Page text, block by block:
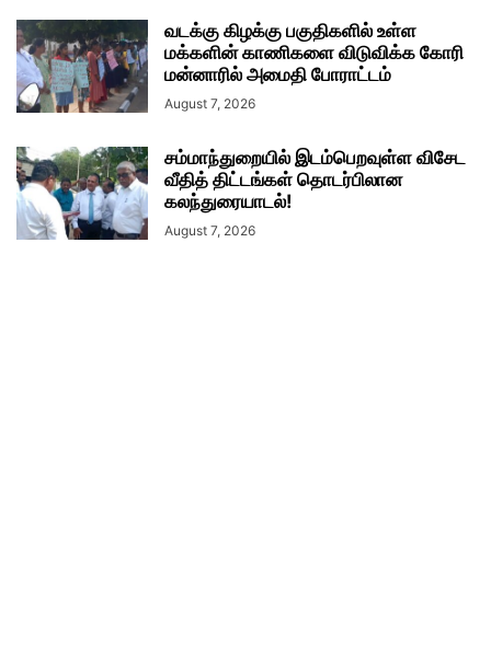
வடக்கு கிழக்கு பகுதிகளில் உள்ள
மக்களின் காணிகளை விடுவிக்க கோரி
மன்னாரில் அமைதி போராட்டம்
August 7, 2026
சம்மாந்துறையில் இடம்பெறவுள்ள விசேட
வீதித் திட்டங்கள் தொடர்பிலான
கலந்துரையாடல்!
August 7, 2026